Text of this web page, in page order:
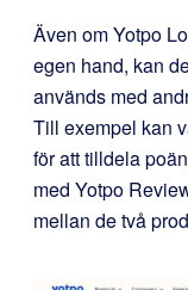
Även om Yotpo
egen hand, kan
används med
Till exempel kan
för att tilldela
med Yotpo
mellan de två